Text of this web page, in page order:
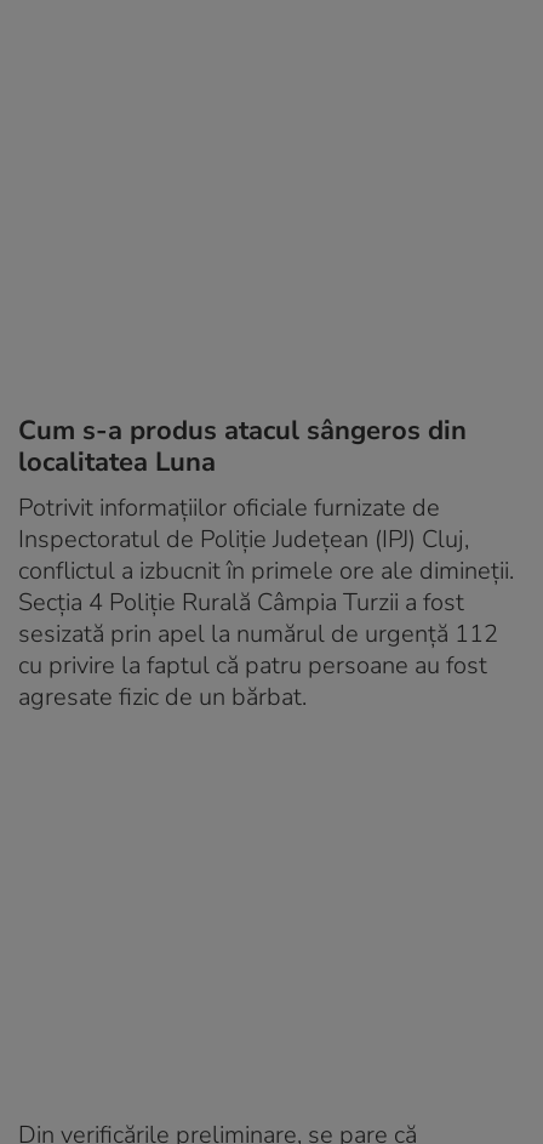
Cum s-a produs atacul sângeros din
localitatea Luna
Potrivit informațiilor oficiale furnizate de
Inspectoratul de Poliție Județean (IPJ) Cluj,
conflictul a izbucnit în primele ore ale dimineții.
Secția 4 Poliție Rurală Câmpia Turzii a fost
sesizată prin apel la numărul de urgență 112
cu privire la faptul că patru persoane au fost
agresate fizic de un bărbat.
Din verificările preliminare, se pare că